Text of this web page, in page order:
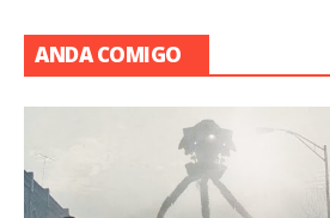
ANDA COMIGO